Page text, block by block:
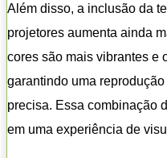
Além disso, a inclusão da
projetores aumenta ainda
cores são mais vibrantes e
garantindo uma
precisa. Essa combinação
em uma experiência de